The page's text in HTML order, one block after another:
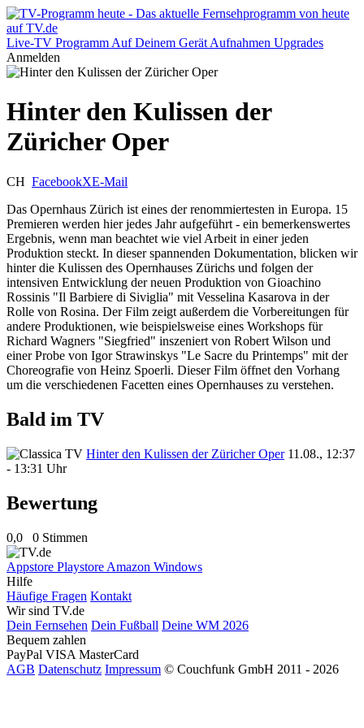
Live-TV Programm Auf Deinem Gerät Aufnahmen Upgrades
Anmelden
Hinter den Kulissen der
Züricher Oper
CH FacebookXE-Mail
Das Opernhaus Zürich ist eines der renommiertesten in Europa. 15
Premieren werden hier jedes Jahr aufgeführt - ein bemerkenswertes
Ergebnis, wenn man beachtet wie viel Arbeit in einer jeden
Produktion steckt. In dieser spannenden Dokumentation, blicken wir
hinter die Kulissen des Opernhauses Zürichs und folgen der
intensiven Entwicklung der neuen Produktion von Gioachino
Rossinis "Il Barbiere di Siviglia" mit Vesselina Kasarova in der
Rolle von Rosina. Der Film zeigt außerdem die Vorbereitungen für
andere Produktionen, wie beispielsweise eines Workshops für
Richard Wagners "Siegfried" inszeniert von Robert Wilson und
einer Probe von Igor Strawinskys "Le Sacre du Printemps" mit der
Choreografie von Heinz Spoerli. Dieser Film öffnet den Vorhang
um die verschiedenen Facetten eines Opernhauses zu verstehen.
Bald im TV
Hinter den Kulissen der Züricher Oper 11.08., 12:37
- 13:31 Uhr
Bewertung
0,0 0 Stimmen
Appstore Playstore Amazon Windows
Hilfe
Häufige Fragen Kontakt
Wir sind TV.de
Dein Fernsehen Dein Fußball Deine WM 2026
Bequem zahlen
PayPal VISA MasterCard
AGB Datenschutz Impressum © Couchfunk GmbH 2011 - 2026